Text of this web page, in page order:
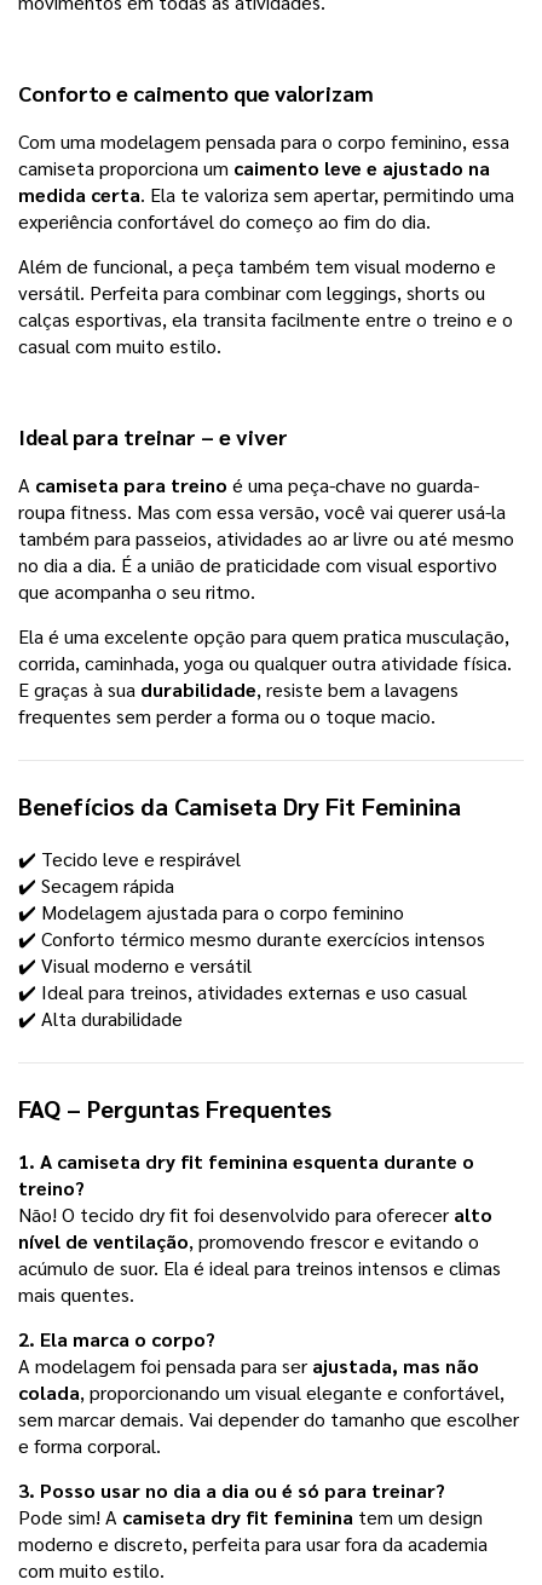
Conforto e caimento que valorizam
Com uma modelagem pensada para o corpo feminino, essa
camiseta proporciona um caimento leve e ajustado na
medida certa. Ela te valoriza sem apertar, permitindo uma
experiência confortável do começo ao fim do dia.
Além de funcional, a peça também tem visual moderno e
versátil. Perfeita para combinar com leggings, shorts ou
calças esportivas, ela transita facilmente entre o treino e o
casual com muito estilo.
Ideal para treinar – e viver
A camiseta para treino é uma peça-chave no guarda-
roupa fitness. Mas com essa versão, você vai querer usá-la
também para passeios, atividades ao ar livre ou até mesmo
no dia a dia. É a união de praticidade com visual esportivo
que acompanha o seu ritmo.
Ela é uma excelente opção para quem pratica musculação,
corrida, caminhada, yoga ou qualquer outra atividade física.
E graças à sua durabilidade, resiste bem a lavagens
frequentes sem perder a forma ou o toque macio.
Benefícios da Camiseta Dry Fit Feminina
✔️ Tecido leve e respirável
✔️ Secagem rápida
✔️ Modelagem ajustada para o corpo feminino
✔️ Conforto térmico mesmo durante exercícios intensos
✔️ Visual moderno e versátil
✔️ Ideal para treinos, atividades externas e uso casual
✔️ Alta durabilidade
FAQ – Perguntas Frequentes
1. A camiseta dry fit femininaesquenta durante o
treino?
Não! O tecido dry fit foi desenvolvido para oferecer alto
nível de ventilação, promovendo frescor e evitando o
acúmulo de suor. Ela é ideal para treinos intensos e climas
mais quentes.
2. Ela marca o corpo?
A modelagem foi pensada para ser ajustada, mas não
colada, proporcionando um visual elegante e confortável,
sem marcar demais. Vai depender do tamanho que escolher
e forma corporal.
3. Posso usar no dia a dia ou é só para treinar?
Pode sim! A camiseta dry fit feminina tem um design
moderno e discreto, perfeita para usar fora da academia
com muito estilo.